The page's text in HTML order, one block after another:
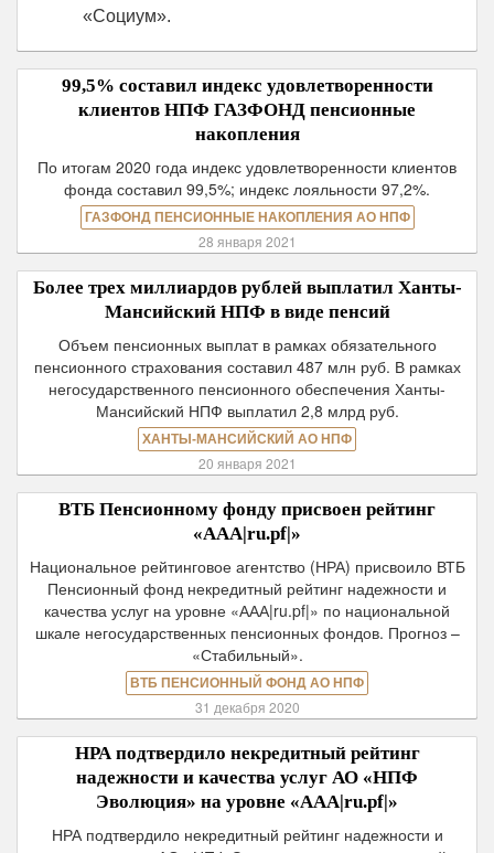
«Социум».
99,5% составил индекс удовлетворенности
клиентов НПФ ГАЗФОНД пенсионные
накопления
По итогам 2020 года индекс удовлетворенности клиентов
фонда составил 99,5%; индекс лояльности 97,2%.
ГАЗФОНД ПЕНСИОННЫЕ НАКОПЛЕНИЯ АО НПФ
28 января 2021
Более трех миллиардов рублей выплатил Ханты-
Мансийский НПФ в виде пенсий
Объем пенсионных выплат в рамках обязательного
пенсионного страхования составил 487 млн руб. В рамках
негосударственного пенсионного обеспечения Ханты-
Мансийский НПФ выплатил 2,8 млрд руб.
ХАНТЫ-МАНСИЙСКИЙ АО НПФ
20 января 2021
ВТБ Пенсионному фонду присвоен рейтинг
«ААА|ru.pf|»
Национальное рейтинговое агентство (НРА) присвоило ВТБ
Пенсионный фонд некредитный рейтинг надежности и
качества услуг на уровне «ААА|ru.pf|» по национальной
шкале негосударственных пенсионных фондов. Прогноз –
«Стабильный».
ВТБ ПЕНСИОННЫЙ ФОНД АО НПФ
31 декабря 2020
НРА подтвердило некредитный рейтинг
надежности и качества услуг АО «НПФ
Эволюция» на уровне «ААА|ru.pf|»
НРА подтвердило некредитный рейтинг надежности и